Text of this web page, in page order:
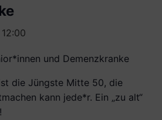
12:00
und Demenzkranke
die Jüngste Mitte 50, die
kann jede*r. Ein „zu alt“